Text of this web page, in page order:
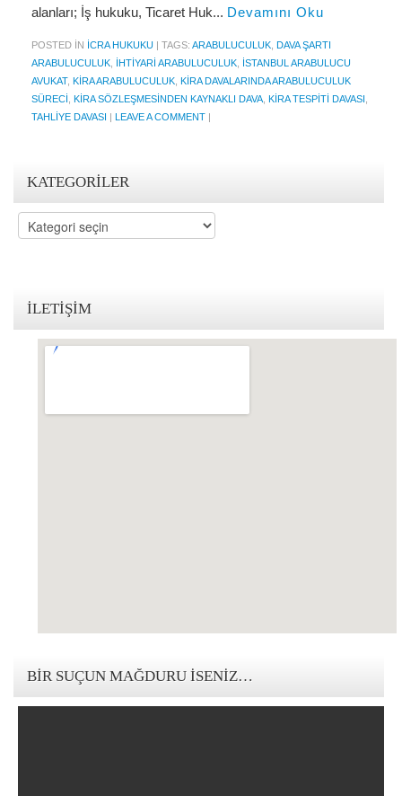
alanları; İş hukuku, Ticaret Huk... Devamını Oku
POSTED IN ICRA HUKUKU | TAGS: ARABULUCULUK DAVA ŞARTI
ARABULUCULUK İHTIYARI ARABULUCULUK İSTANBUL ARABULUCU
AVUKAT, KIRA ARABULUCULUK KIRA DAVALARINDA ARABULUCULUK
SÜRECI KIRA SÖZLEŞMESINDEN KAYNAKLI DAVA KIRA TESPITI DAVASI
TAHLIYE DAVASI | LEAVE A COMMENT |
KATEGORILER
Kategoriler
İLETIŞIM
BIR SUÇUN MAĞDURU İSENIZ…